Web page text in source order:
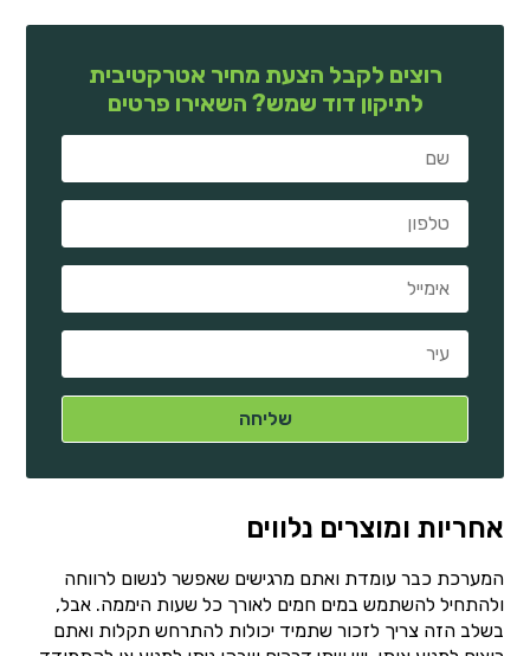
רוצים לקבל הצעת מחיר אטרקטיבית
לתיקון דוד שמש? השאירו פרטים
אחריות ומוצרים נלווים
המערכת כבר עומדת ואתם מרגישים שאפשר לנשום לרווחה
ולהתחיל להשתמש במים חמים לאורך כל שעות היממה. אבל,
בשלב הזה צריך לזכור שתמיד יכולות להתרחש תקלות ואתם